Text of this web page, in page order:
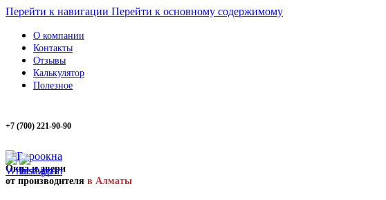
Перейти к навигации Перейти к основному содержимому
О компании
Контакты
Отзывы
Калькулятор
Полезное
+7 (700) 221-90-90
Окна и двери
от производителя в Алматы